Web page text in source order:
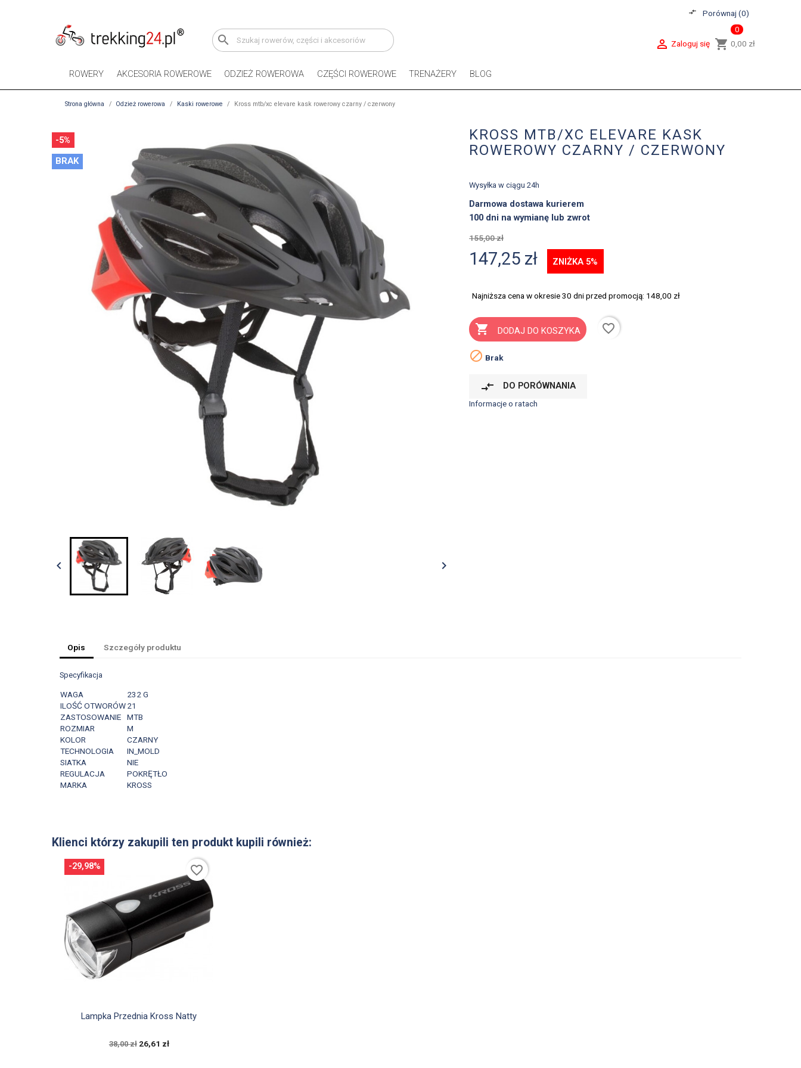
compare_arrows Porównaj (0)
search shopping_cart
0
0,00 zł
 Zaloguj się
ROWERY AKCESORIA ROWEROWE ODZIEŻ ROWEROWA CZĘŚCI ROWEROWE TRENAŻERY BLOG
Strona główna Odzież rowerowa Kaski rowerowe Kross mtb/xc elevare kask rowerowy czarny / czerwony
-5%
BRAK
 
KROSS MTB/XC ELEVARE KASK
ROWEROWY CZARNY / CZERWONY
Wysyłka w ciągu 24h
Darmowa dostawa kurierem
100 dni na wymianę lub zwrot
155,00 zł
147,25 zł ZNIŻKA 5%
Najniższa cena w okresie 30 dni przed promocją: 148,00 zł
 DODAJ DO KOSZYKA
favorite_border
 Brak
compare_arrows DO PORÓWNANIA
Informacje o ratach
Opis Szczegóły produktu
Specyfikacja
WAGA
232 G
ILOŚĆ OTWORÓW 21
ZASTOSOWANIE
MTB
ROZMIAR
M
KOLOR
CZARNY
TECHNOLOGIA
IN_MOLD
SIATKA
NIE
REGULACJA
POKRĘTŁO
MARKA
KROSS
Klienci którzy zakupili ten produkt kupili również:
Szybki podgląd
Lampka Przednia Kross Natty
38,00 zł 26,61 zł
-29,98% favorite_border